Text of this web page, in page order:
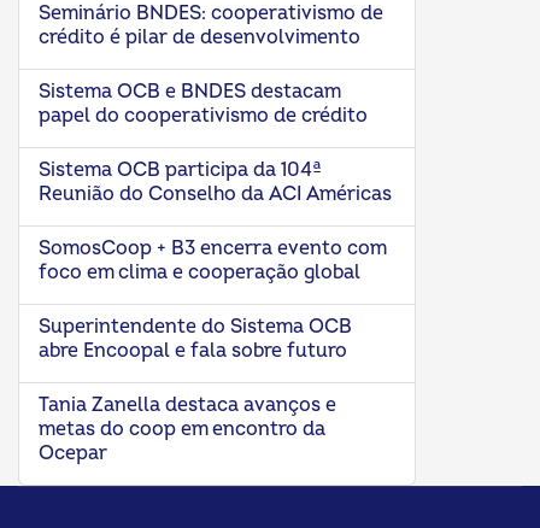
Seminário BNDES: cooperativismo de
crédito é pilar de desenvolvimento
Sistema OCB e BNDES destacam
papel do cooperativismo de crédito
Sistema OCB participa da 104ª
Reunião do Conselho da ACI Américas
SomosCoop + B3 encerra evento com
foco em clima e cooperação global
Superintendente do Sistema OCB
abre Encoopal e fala sobre futuro
Tania Zanella destaca avanços e
metas do coop em encontro da
Ocepar